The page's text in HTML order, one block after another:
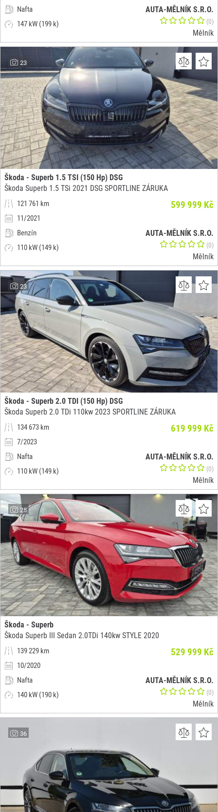
Nafta
147 kW (199 k)
AUTA-MĚLNÍK S.R.O.
(0)
Mělník
23
Škoda - Superb 1.5 TSI (150 Hp) DSG
Škoda Superb 1.5 TSi 2021 DSG SPORTLINE ZÁRUKA
121 761 km
11/2021
Benzín
110 kW (149 k)
599 999 Kč
AUTA-MĚLNÍK S.R.O.
(0)
Mělník
23
Škoda - Superb 2.0 TDI (150 Hp) DSG
Škoda Superb 2.0 TDi 110kw 2023 SPORTLINE ZÁRUKA
134 673 km
7/2023
Nafta
110 kW (149 k)
619 999 Kč
AUTA-MĚLNÍK S.R.O.
(0)
Mělník
25
Škoda - Superb
Škoda Superb III Sedan 2.0TDi 140kw STYLE 2020
139 229 km
10/2020
Nafta
140 kW (190 k)
529 999 Kč
AUTA-MĚLNÍK S.R.O.
(0)
Mělník
36